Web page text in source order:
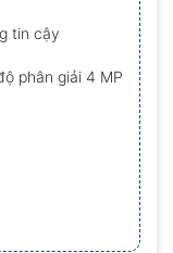
tin cậy
phân giải 4 MP